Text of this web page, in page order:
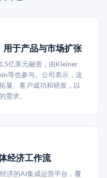
于产品与市场扩张
亿美元融资，由Kleiner
等也参与。公司表示，这
展、客户成功和研发，以
需求。
经济工作流
济的AI集成运营平台，覆